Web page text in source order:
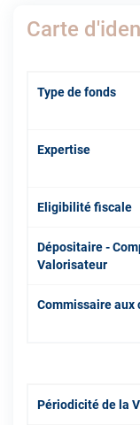
Carte
Type de fonds
Expertise
Eligibilité fiscale
Dépositaire -
Valorisateur
Commissaire aux
Périodicité de la